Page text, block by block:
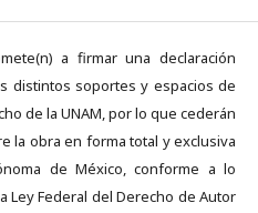
a firmar una declaración
distintos soportes y espacios de
de la UNAM, por lo que cederán
la obra en forma total y exclusiva
de México, conforme a lo
Ley Federal del Derecho de Autor